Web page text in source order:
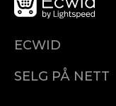
ECWID
Pris
SELG PÅ NETT